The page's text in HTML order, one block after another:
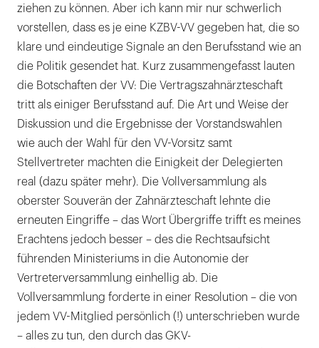
ziehen zu können. Aber ich kann mir nur schwerlich
vorstellen, dass es je eine KZBV-VV gegeben hat, die so
klare und eindeutige Signale an den Berufsstand wie an
die Politik gesendet hat. Kurz zusammengefasst lauten
die Botschaften der VV: Die Vertragszahnärzteschaft
tritt als einiger Berufsstand auf. Die Art und Weise der
Diskussion und die Ergebnisse der Vorstandswahlen
wie auch der Wahl für den VV-Vorsitz samt
Stellvertreter machten die Einigkeit der Delegierten
real (dazu später mehr). Die Vollversammlung als
oberster Souverän der Zahnärzteschaft lehnte die
erneuten Eingriffe – das Wort Übergriffe trifft es meines
Erachtens jedoch besser – des die Rechtsaufsicht
führenden Ministeriums in die Autonomie der
Vertreterversammlung einhellig ab. Die
Vollversammlung forderte in einer Resolution – die von
jedem VV-Mitglied persönlich (!) unterschrieben wurde
– alles zu tun, den durch das GKV-